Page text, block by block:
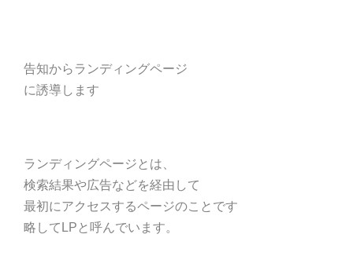
告知からランディングページ
に誘導します
ランディングページとは、
検索結果や広告などを経由して
最初にアクセスするページのことです
略してLPと呼んでいます。